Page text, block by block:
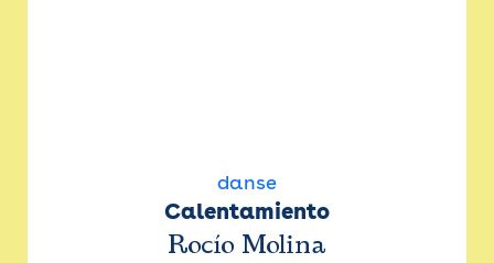
danse
Calentamiento
Rocío Molina